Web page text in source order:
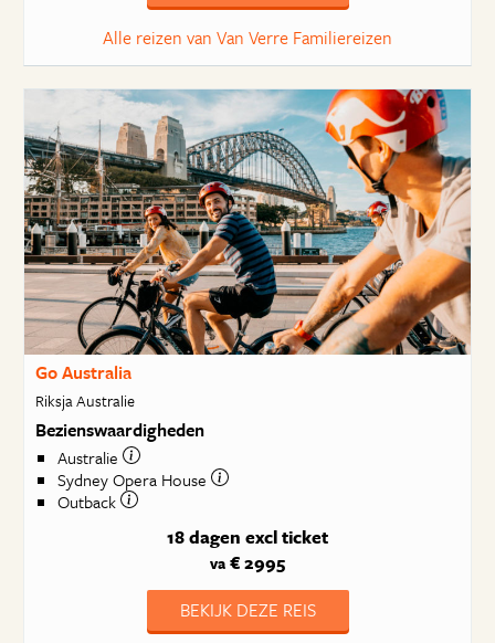
Alle reizen van Van Verre Familiereizen
Go Australia
Riksja Australie
Bezienswaardigheden
Australie
Sydney Opera House
Outback
18 dagen excl ticket
va € 2995
BEKIJK DEZE REIS